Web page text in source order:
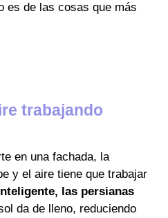
es de las cosas que más
trabajando
en una fachada, la
y el aire tiene que trabajar
las persianas
da de lleno, reduciendo